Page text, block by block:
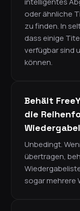
oder ähnliche
zu finden. In
dass einige
verfügbar sind
können.
Behält
die
Unbedingt.
übertragen,
sogar mehrere